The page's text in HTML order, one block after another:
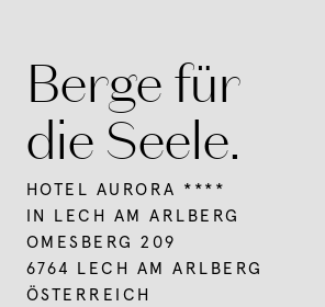
Berge für
die Seele.
HOTEL AURORA ****
IN LECH AM ARLBERG
OMESBERG 209
6764 LECH AM ARLBERG
ÖSTERREICH